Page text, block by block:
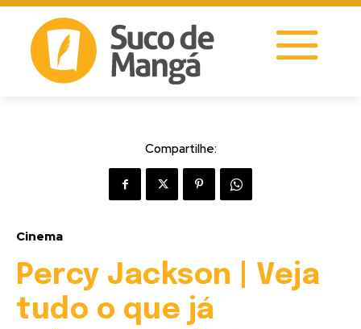
Compartilhe:
Cinema
Percy Jackson | Veja
tudo o que já